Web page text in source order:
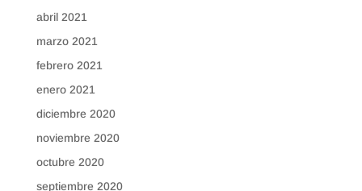
abril 2021
marzo 2021
febrero 2021
enero 2021
diciembre 2020
noviembre 2020
octubre 2020
septiembre 2020